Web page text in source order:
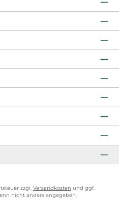
zzgl. Versandkosten und ggf.
nicht anders angegeben.